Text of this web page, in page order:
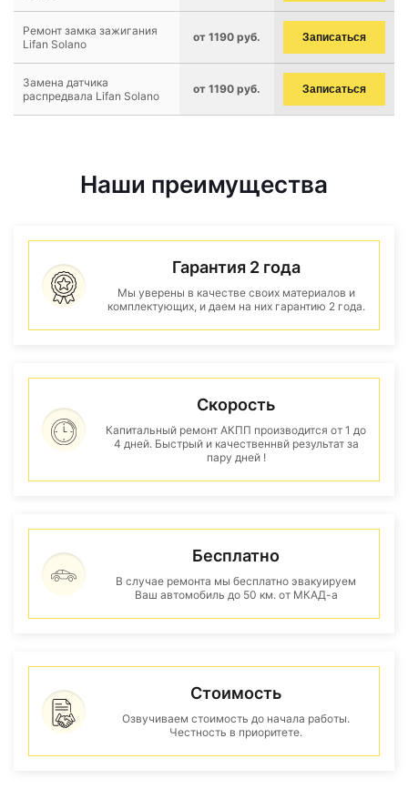
Ремонт замка зажигания
Lifan Solano
от 1190 руб. Записаться
Замена датчика
распредвала Lifan Solano
от 1190 руб. Записаться
Наши преимущества
Гарантия 2 года
Мы уверены в качестве своих материалов и
комплектующих, и даем на них гарантию 2 года.
Скорость
Капитальный ремонт АКПП производится от 1 до
4 дней. Быстрый и качественнвй результат за
пару дней !
Бесплатно
В случае ремонта мы бесплатно эвакуируем
Ваш автомобиль до 50 км. от МКАД-а
Стоимость
Озвучиваем стоимость до начала работы.
Честность в приоритете.